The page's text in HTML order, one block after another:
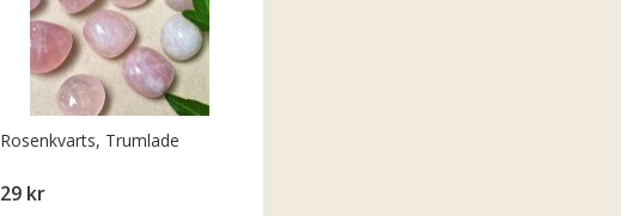
Rosenkvarts, Trumlade
29 kr